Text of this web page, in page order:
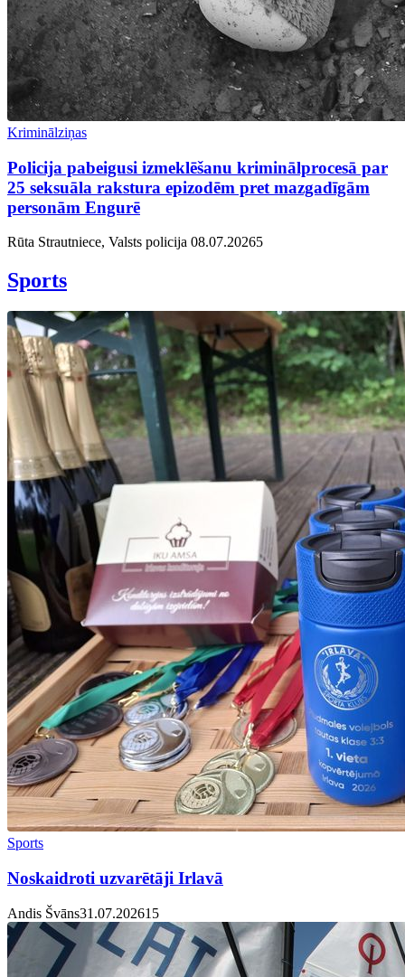
Kriminālziņas
Policija pabeigusi izmeklēšanu kriminālprocesā par
25 seksuāla rakstura epizodēm pret mazgadīgām
personām Engurē
Rūta Strautniece, Valsts policija 08.07.20265
Sports
Sports
Noskaidroti uzvarētāji Irlavā
Andis Švāns31.07.20261 5